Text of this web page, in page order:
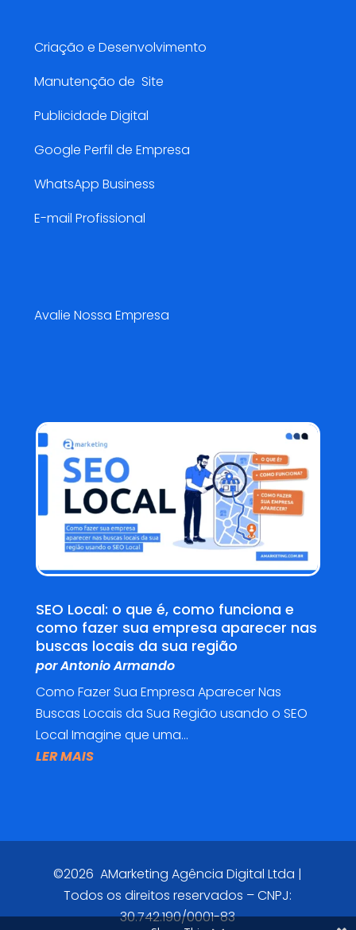
Criação e Desenvolvimento
Manutenção de Site
Publicidade Digital
Google Perfil de Empresa
WhatsApp Business
E-mail Profissional
Avalie Nossa Empresa
SEO Local: o que é, como funciona e
como fazer sua empresa aparecer nas
buscas locais da sua região
porAntonio Armando
Como Fazer Sua Empresa Aparecer Nas
Buscas Locais da Sua Região usando o SEO
Local Imagine que uma...
LER MAIS
©2026 AMarketing Agência Digital Ltda |
Todos os direitos reservados – CNPJ:
30.742.190/0001-83